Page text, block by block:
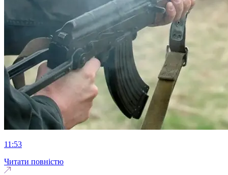
11:53
Читати повністю